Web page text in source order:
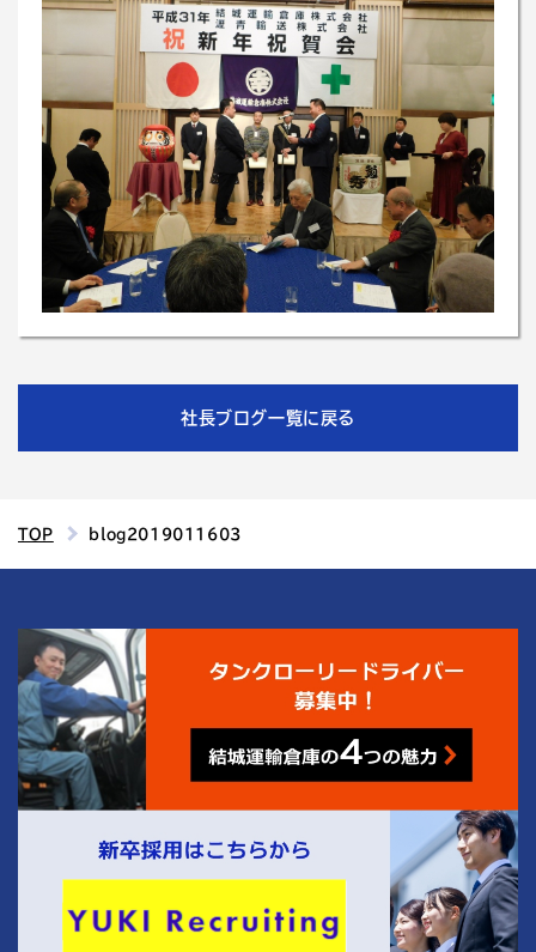
社長ブログ一覧に戻る
TOP blog2019011603
結城運輸倉庫の4